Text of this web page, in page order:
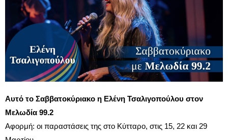
Αυτό το Σαββατοκύριακο η Ελένη Τσαλιγοπούλου στον
Μελωδία 99.2
Αφορμή: οι παραστάσεις της στο Κύτταρο, στις 15, 22 και 29